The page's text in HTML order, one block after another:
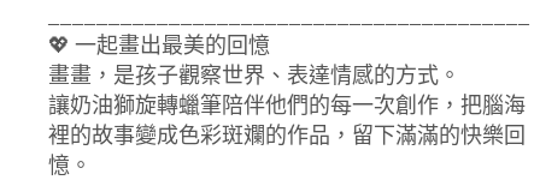
💖 一起畫出最美的回憶
畫畫，是孩子觀察世界、表達情感的方式。
讓奶油獅旋轉蠟筆陪伴他們的每一次創作，把腦海
裡的故事變成色彩斑斕的作品，留下滿滿的快樂回
憶。